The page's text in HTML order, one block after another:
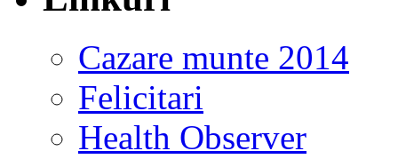
Cazare munte 2014
Felicitari
Health Observer